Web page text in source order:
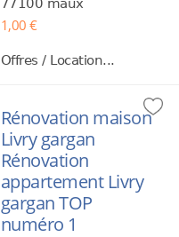
77100 maux
1,00 €
Offres / Location...
Rénovation maison
Livry gargan
Rénovation
appartement Livry
gargan TOP
numéro 1